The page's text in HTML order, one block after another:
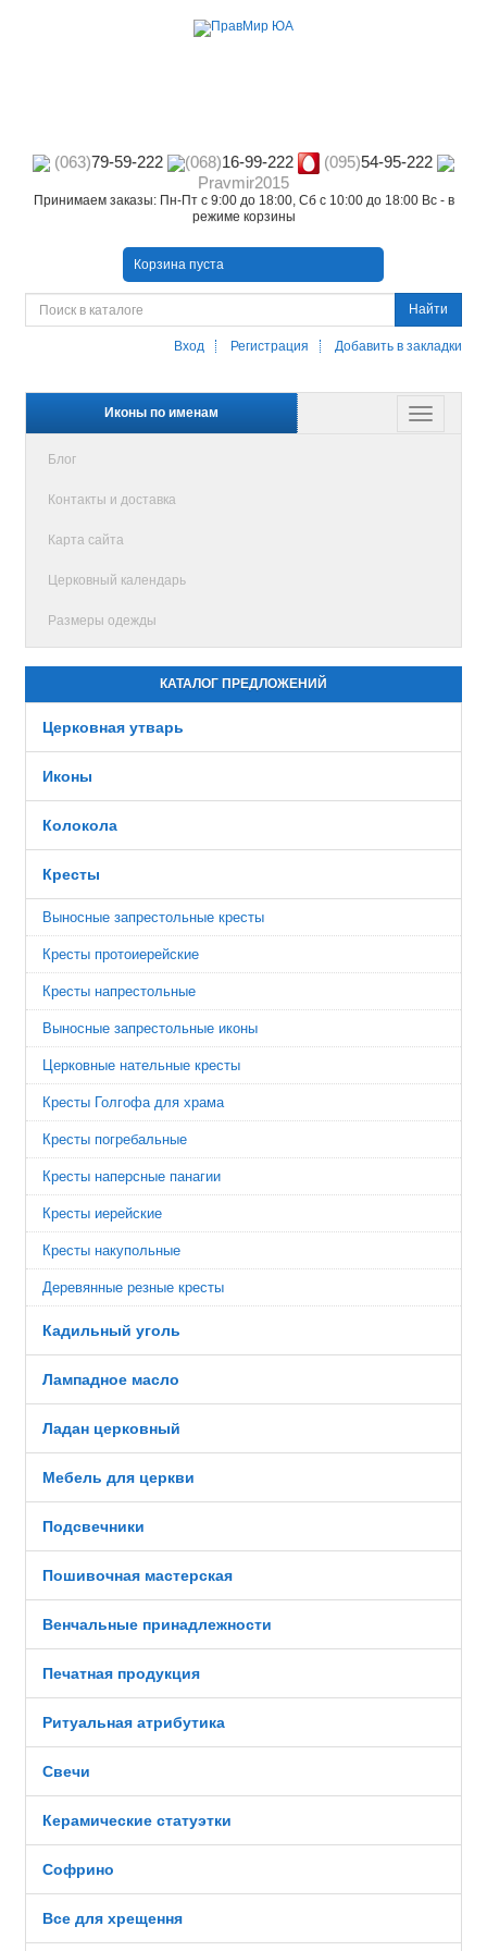
(063)79-59-222 (068)16-99-222 (095)54-95-222
Pravmir2015
Принимаем заказы: Пн-Пт с 9:00 до 18:00, Сб с 10:00 до 18:00 Вс - в
режиме корзины
Корзина пуста
Найти
Вход Регистрация Добавить в закладки
Иконы по именам
Блог
Контакты и доставка
Карта сайта
Церковный календарь
Размеры одежды
КАТАЛОГ ПРЕДЛОЖЕНИЙ
Церковная утварь
Иконы
Колокола
Кресты
Выносные запрестольные кресты
Кресты протоиерейские
Кресты напрестольные
Выносные запрестольные иконы
Церковные нательные кресты
Кресты Голгофа для храма
Кресты погребальные
Кресты наперсные панагии
Кресты иерейские
Кресты накупольные
Деревянные резные кресты
Кадильный уголь
Лампадное масло
Ладан церковный
Мебель для церкви
Подсвечники
Пошивочная мастерская
Венчальные принадлежности
Печатная продукция
Ритуальная атрибутика
Свечи
Керамические статуэтки
Софрино
Все для хрещення